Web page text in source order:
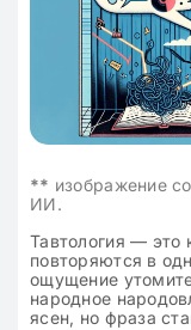
** изображение
ИИ.
Тавтология — это
повторяются в
ощущение
народное
ясен, но фраза